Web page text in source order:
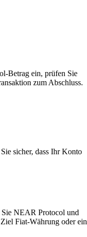
Betrag ein, prüfen Sie
zum Abschluss.
sicher, dass Ihr Konto
NEAR Protocol und
Fiat-Währung oder ein